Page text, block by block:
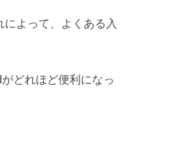
よって、よくある入
どれほど便利になっ